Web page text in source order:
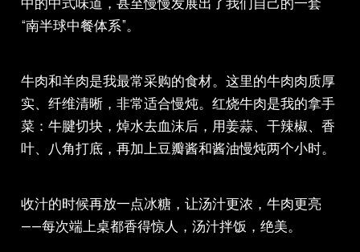
“南半球中餐体系”。
牛肉和羊肉是我最常采购的食材。这里的牛肉肉质厚
实、纤维清晰，非常适合慢炖。红烧牛肉是我的拿手
菜：牛腱切块，焯水去血沫后，用姜蒜、干辣椒、香
叶、八角打底，再加上豆瓣酱和酱油慢炖两个小时。
收汁的时候再放一点冰糖，让汤汁更浓，牛肉更亮
——每次端上桌都香得惊人，汤汁拌饭，绝美。